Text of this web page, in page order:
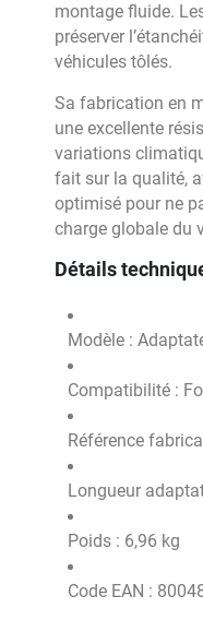
montage fluide.
préserver
véhicules tôlés.
Sa fabrication en
une excellente
variations
fait sur la qualité,
optimisé pour ne
charge globale du
Détails
Modèle :
Compatibilité :
Référence
Longueur
Poids : 6,96 kg
Code EAN :